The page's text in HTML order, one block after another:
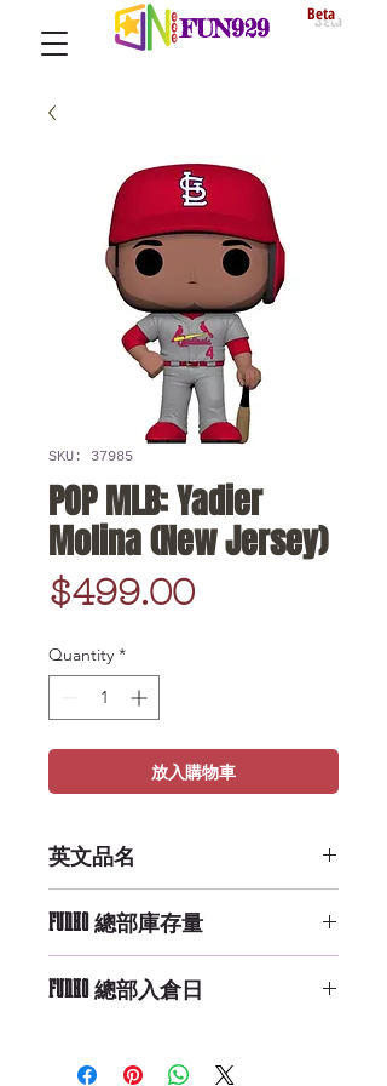
FUN929 Beta
SKU: 37985
POP MLB: Yadier
Molina (New Jersey)
$499.00Price
Quantity *
放入購物車
英文品名
Jersey)
FUNKO 總部庫存量
FUNKO 總部入倉日